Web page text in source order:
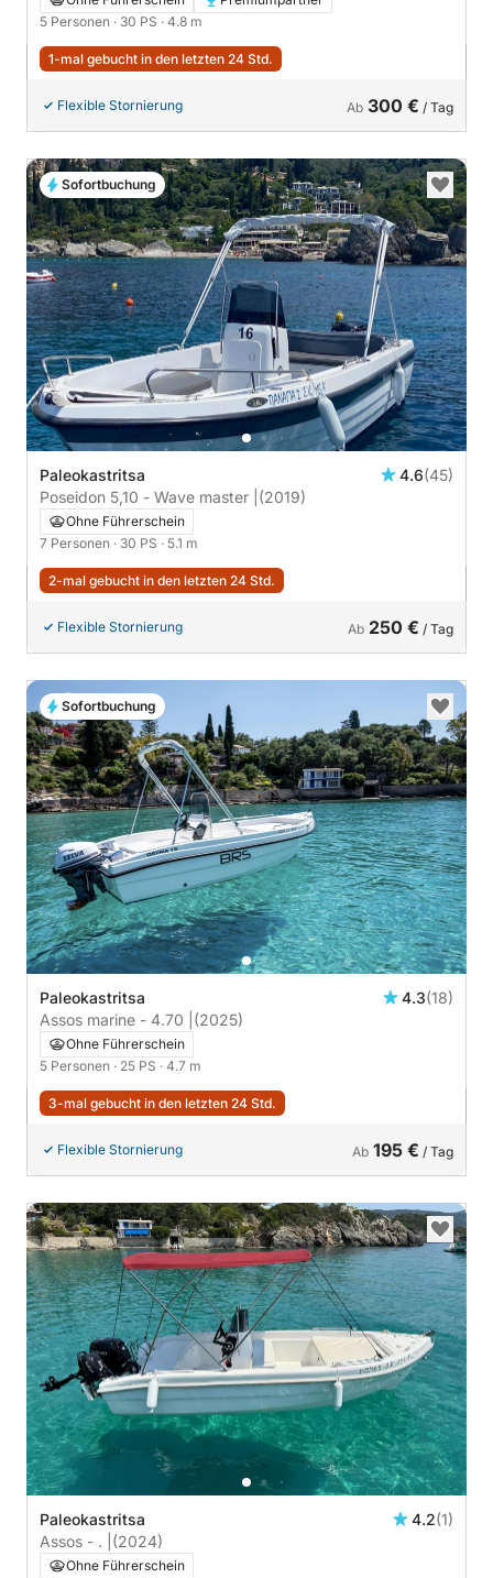
5 Personen · 30 PS · 4.8 m
1-mal gebucht in den letzten 24 Std.
Flexible Stornierung Ab 300 € / Tag
Paleokastritsa 4.6(45)
Poseidon 5,10 - Wave master | (2019)
Ohne Führerschein
7 Personen · 30 PS · 5.1 m
2-mal gebucht in den letzten 24 Std.
Flexible Stornierung Ab 250 € / Tag
Sofortbuchung
Paleokastritsa 4.3(18)
Assos marine - 4.70 | (2025)
Ohne Führerschein
5 Personen · 25 PS · 4.7 m
3-mal gebucht in den letzten 24 Std.
Flexible Stornierung Ab 195 € / Tag
Sofortbuchung
Paleokastritsa 4.2(1)
Assos - . | (2024)
Ohne Führerschein